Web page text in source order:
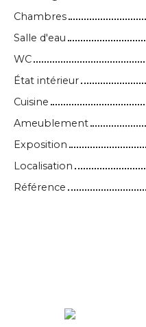
Chambres
Salle d'eau
WC
État intérieur
Cuisine
Ameublement
Exposition
Localisation
Référence